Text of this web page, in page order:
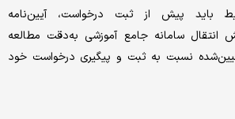
باید پیش از ثبت درخواست، آیین‌نامه
انتقال سامانه جامع آموزشی به‌دقت مطالعه
نسبت به ثبت و پیگیری درخواست خود